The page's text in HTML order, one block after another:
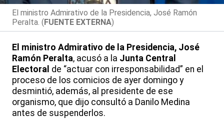
El ministro Admirativo de la Presidencia, José Ramón
Peralta. (FUENTE EXTERNA)
El ministro Admirativo de la Presidencia, José
Ramón Peralta, acusó a la Junta Central
Electoral de “actuar con irresponsabilidad” en el
proceso de los comicios de ayer domingo y
desmintió, además, al presidente de ese
organismo, que dijo consultó a Danilo Medina
antes de suspenderlos.